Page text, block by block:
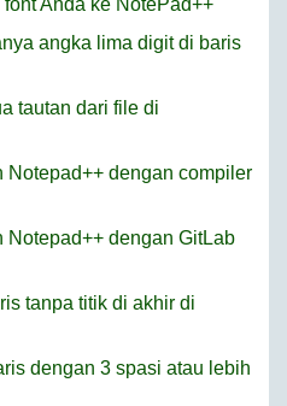
Anda ke NotePad++
angka lima digit di baris
tautan dari file di
Notepad++ dengan compiler
Notepad++ dengan GitLab
tanpa titik di akhir di
dengan 3 spasi atau lebih